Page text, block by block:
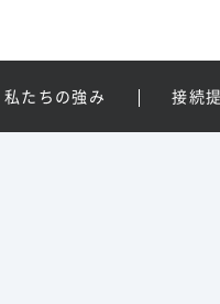
私たちの強み 接続